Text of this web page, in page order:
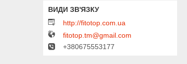
http://fitotop.com.ua
fitotop.tm@gmail.com
+380675553177